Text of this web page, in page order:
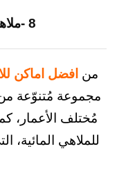
اماكن للاطفال
مُتنوّعة من
الأعمار، كما
المائية، التي